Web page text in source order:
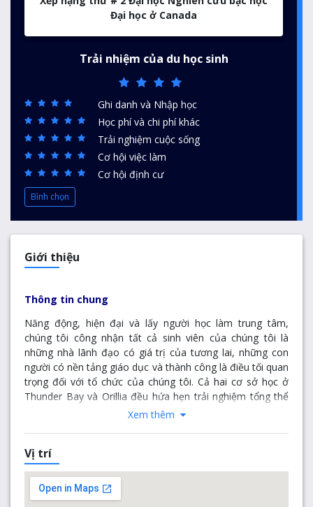
Đại học ở Canada
Trải nhiệm của du học sinh
Ghi danh và Nhập học
Học phí và chi phí khác
Trải nghiệm cuộc sống
Cơ hội việc làm
Cơ hội định cư
Bình chọn
Giới thiệu
Thông tin chung
Năng động, hiện đại và lấy người học làm trung tâm,
chúng tôi công nhận tất cả sinh viên của chúng tôi là
những nhà lãnh đạo có giá trị của tương lai, những con
người có nền tảng giáo dục và thành công là điều tối quan
trọng đối với tổ chức của chúng tôi. Cả hai cơ sở học ở
Thunder Bay và Orillia đều hứa hẹn trải nghiệm tổng thể
của trường đại học: sự pha trộn giữa chất lượng học thuật
nghiên cứu; Lakehead tự hào là nơi tổ chức chủ trì 11 hội
thảo Chủ tịch Nghiên cứu Canada và các cơ sở mang tính
cách mạng như Phòng thí nghiệm Paleo-DNA nổi tiếng
thế giới và Viện Nghiên cứu Tinh chế Sinh học của chúng
Xem thêm
Vị trí